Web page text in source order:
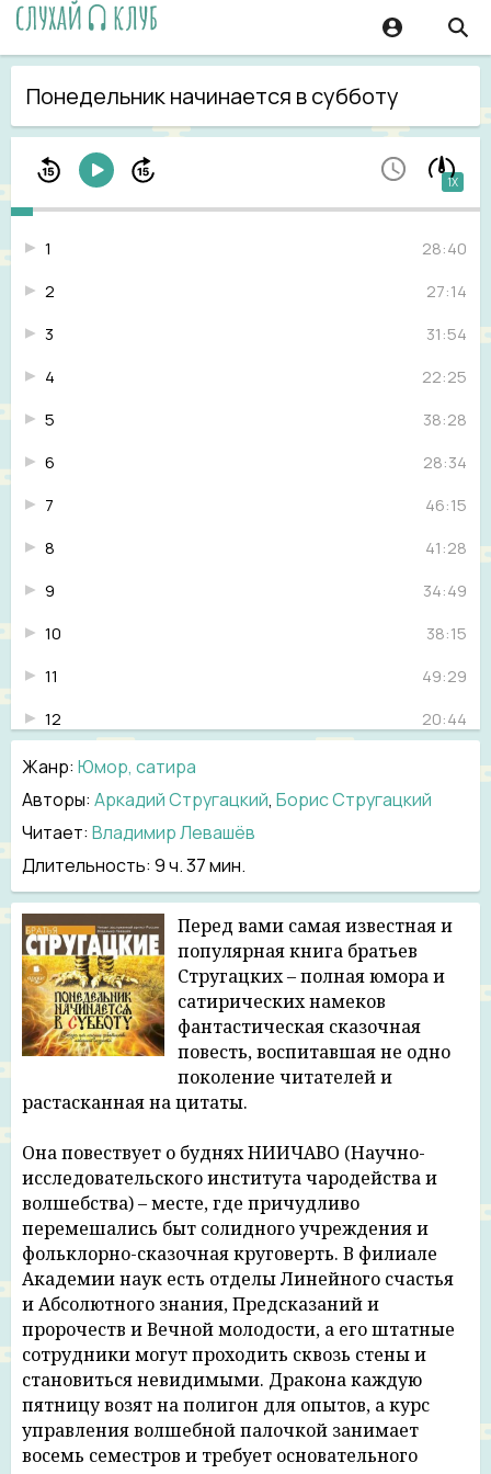
Понедельник начинается в субботу
1X
28:40
1
27:14
2
31:54
3
22:25
4
38:28
5
28:34
6
46:15
7
41:28
8
34:49
9
38:15
10
49:29
11
20:44
12
13
39:59
14
48:04
16
23:41
17
Жанр: Юмор, сатира
Авторы: Аркадий Стругацкий, Борис Стругацкий
Читает: Владимир Левашёв
Длительность: 9 ч. 37 мин.
Перед вами самая известная и
популярная книга братьев
Стругацких – полная юмора и
сатирических намеков
фантастическая сказочная
повесть, воспитавшая не одно
поколение читателей и
растасканная на цитаты.
Она повествует о буднях НИИЧАВО (Научно-
исследовательского института чародейства и
волшебства) – месте, где причудливо
перемешались быт солидного учреждения и
фольклорно-сказочная круговерть. В филиале
Академии наук есть отделы Линейного счастья
и Абсолютного знания, Предсказаний и
пророчеств и Вечной молодости, а его штатные
сотрудники могут проходить сквозь стены и
становиться невидимыми. Дракона каждую
пятницу возят на полигон для опытов, а курс
управления волшебной палочкой занимает
восемь семестров и требует основательного